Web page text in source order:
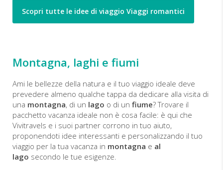
Scopri tutte le idee di viaggio Viaggi romantici
Montagna, laghi e fiumi
Ami le bellezze della natura e il tuo viaggio ideale deve
prevedere almeno qualche tappa da dedicare alla visita di
una montagna, di un lago o di un fiume? Trovare il
pacchetto vacanza ideale non è cosa facile: è qui che
Vivitravels e i suoi partner corrono in tuo aiuto,
proponendoti idee interessanti e personalizzando il tuo
viaggio per la tua vacanza in montagna e al
lago secondo le tue esigenze.